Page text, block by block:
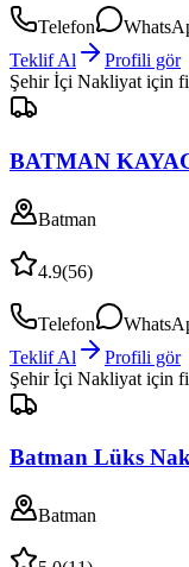
Telefon
Teklif Al
Profili gör
Şehir İçi Nakliyat için
BATMAN
Batman
4.9(56)
Telefon
Teklif Al
Profili gör
Şehir İçi Nakliyat için
Batman Lüks
Batman